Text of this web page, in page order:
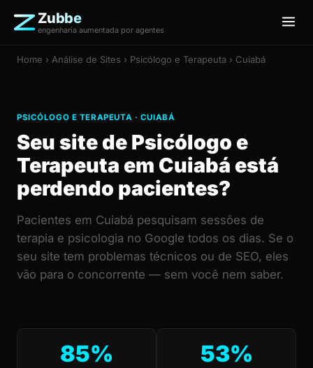
Zubbe
engenharia aumentada por agentes
Home › Análise de Sites › Psicólogo e Terapeuta › Cuiabá
PSICÓLOGO E TERAPEUTA · CUIABÁ
Seu site de Psicólogo e
Terapeuta em Cuiabá está
perdendo pacientes?
Pacientes em Cuiabá pesquisam sessões de
terapia e psicologia no Google todos os dias. Se o
seu site tem problemas técnicos ou de SEO, eles
vão para o concorrente — sem você nem saber.
85% 53%